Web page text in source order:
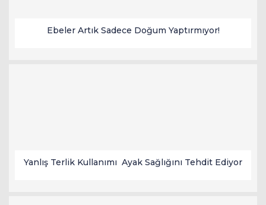
Ebeler Artık Sadece Doğum Yaptırmıyor!
Yanlış Terlik Kullanımı Ayak Sağlığını Tehdit Ediyor